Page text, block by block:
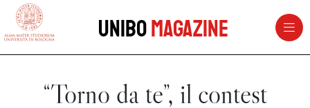
vai al contenuto della pagina
UniboMagazine
“Torno da te”, il contest